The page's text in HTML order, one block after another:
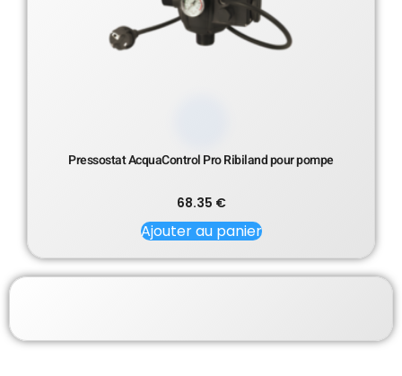
Pressostat AcquaControl Pro Ribiland pour pompe
68.35 €
Ajouter au panier